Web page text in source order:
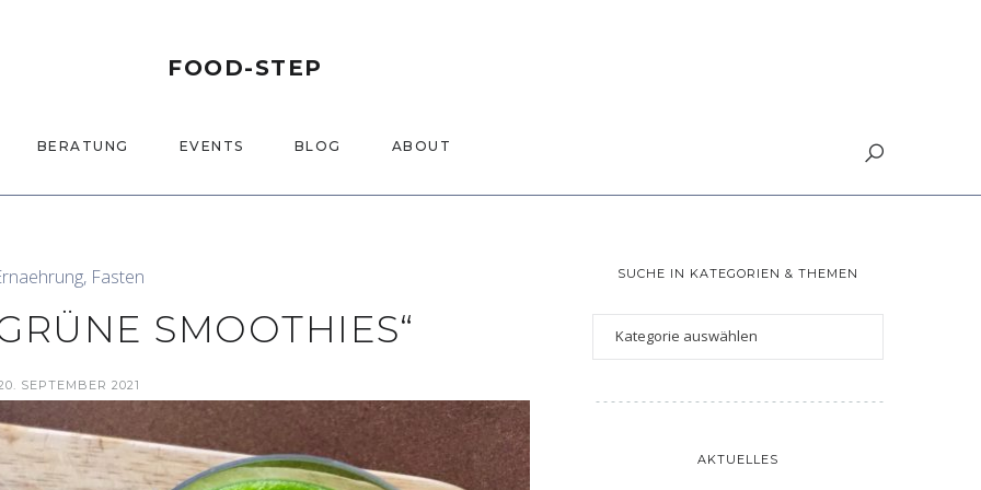
FOOD-STEP
BERATUNG EVENTS BLOG ABOUT
, Fasten
SMOOTHIES“
SEPTEMBER 2021
SUCHE IN KATEGORIEN & THEMEN
AKTUELLES